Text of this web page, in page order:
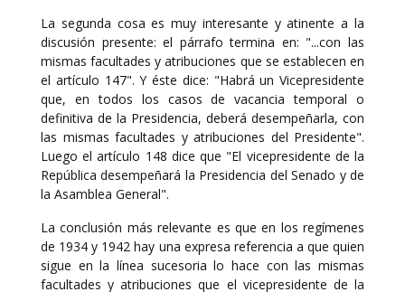
La segunda cosa es muy interesante y atinente a la
discusión presente: el párrafo termina en: "...con las
mismas facultades y atribuciones que se establecen en
el artículo 147". Y éste dice: "Habrá un Vicepresidente
que, en todos los casos de vacancia temporal o
definitiva de la Presidencia, deberá desempeñarla, con
las mismas facultades y atribuciones del Presidente".
Luego el artículo 148 dice que "El vicepresidente de la
República desempeñará la Presidencia del Senado y de
la Asamblea General".
La conclusión más relevante es que en los regímenes
de 1934 y 1942 hay una expresa referencia a que quien
sigue en la línea sucesoria lo hace con las mismas
facultades y atribuciones que el vicepresidente de la